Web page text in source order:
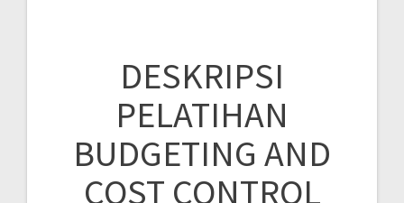
DESKRIPSI
PELATIHAN
BUDGETING AND
COST CONTROL